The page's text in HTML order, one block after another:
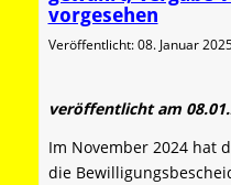
vorgesehen
Veröffentlicht: 08. Januar
veröffentlicht am
Im November 2024 hat
die